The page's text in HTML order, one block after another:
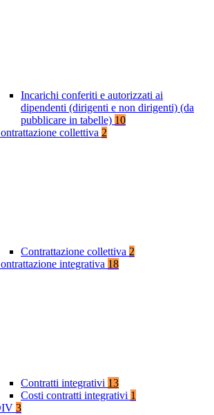
Incarichi conferiti e autorizzati ai
dipendenti (dirigenti e non dirigenti) (da
pubblicare in tabelle) 10
collettiva 2
Contrattazione collettiva 2
integrativa 18
Contratti integrativi 13
Costi contratti integrativi 1
3